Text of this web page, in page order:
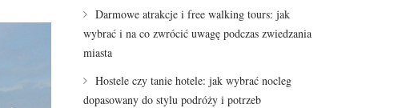
Darmowe atrakcje i free walking tours: jak
wybrać i na co zwrócić uwagę podczas zwiedzania
miasta
Hostele czy tanie hotele: jak wybrać nocleg
dopasowany do stylu podróży i potrzeb